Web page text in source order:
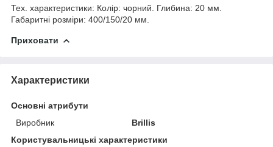
Тех. характеристики: Колір: чорний. Глибина: 20 мм.
Габаритні розміри: 400/150/20 мм.
Приховати
Характеристики
Основні атрибути
Виробник
Brillis
Користувальницькі характеристики